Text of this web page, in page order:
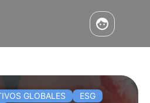
GLOBALES
ESG